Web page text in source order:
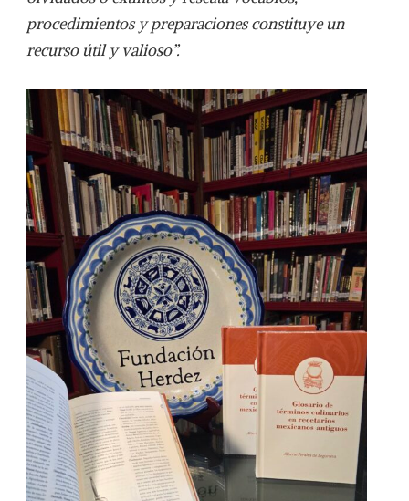
procedimientos y preparaciones constituye un
recurso útil y valioso”.